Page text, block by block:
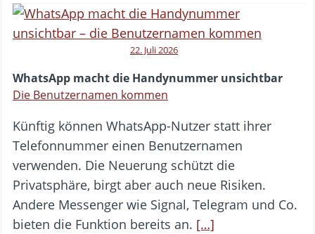
22. Juli 2026
WhatsApp macht die Handynummer unsichtbar
Die Benutzernamen kommen
Künftig können WhatsApp-Nutzer statt ihrer
Telefonnummer einen Benutzernamen
verwenden. Die Neuerung schützt die
Privatsphäre, birgt aber auch neue Risiken.
Andere Messenger wie Signal, Telegram und Co.
bieten die Funktion bereits an. […]